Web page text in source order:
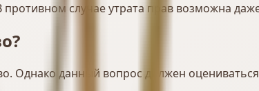
случае утрата прав возможна
Однако данный вопрос должен